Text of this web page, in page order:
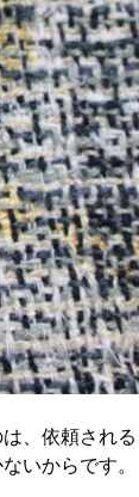
、依頼され
いからです。